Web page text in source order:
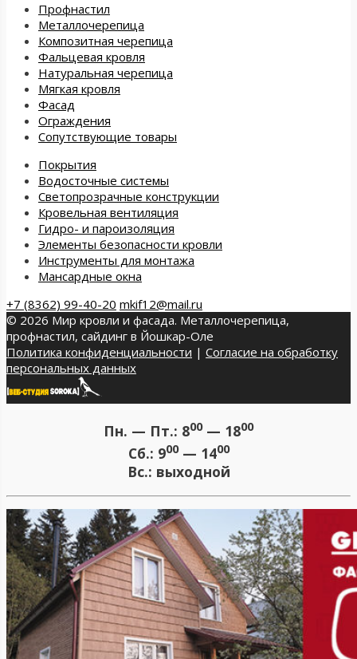
Профнастил
Металлочерепица
Композитная черепица
Фальцевая кровля
Натуральная черепица
Мягкая кровля
Фасад
Ограждения
Сопутствующие товары
Покрытия
Водосточные системы
Светопрозрачные конструкции
Кровельная вентиляция
Гидро- и пароизоляция
Элементы безопасности кровли
Инструменты для монтажа
Мансардные окна
+7 (8362) 99-40-20 mkif12@mail.ru
© 2026 Мир кровли и фасада. Металлочерепица,
профнастил, сайдинг в Йошкар-Оле
Политика конфиденциальности | Согласие на обработку
персональных данных
Пн. — Пт.: 800— 1800
Сб.: 900— 1400
Вс.: выходной